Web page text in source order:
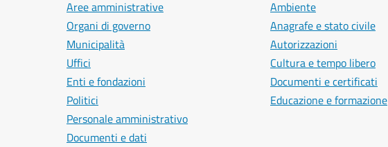
Aree amministrative
Organi di governo
Municipalità
Uffici
Enti e fondazioni
Politici
Personale amministrativo
Documenti e dati
Ambiente
Anagrafe e stato civile
Autorizzazioni
Cultura e tempo libero
Documenti e certificati
Educazione e formazione